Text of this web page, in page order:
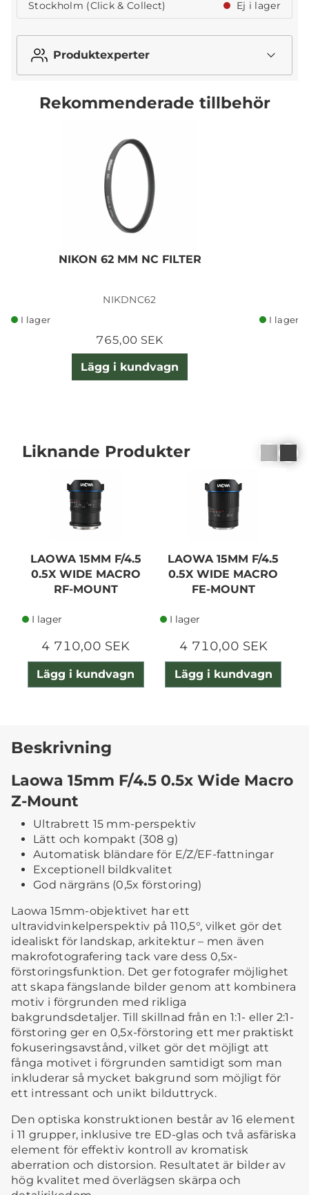
Stockholm (Click & Collect)
Ej i lager
Produktexperter
Rekommenderade tillbehör
NIKON 62 MM NC FILTER
NIKDNC62
I lager
765,00 SEK
Lägg i kundvagn
I lager
Liknande Produkter
LAOWA 15MM F/4.5
0.5X WIDE MACRO
RF-MOUNT
I lager
4 710,00 SEK
Lägg i kundvagn
LAOWA 15MM F/4.5
0.5X WIDE MACRO
FE-MOUNT
I lager
4 710,00 SEK
Lägg i kundvagn
Beskrivning
Laowa 15mm F/4.5 0.5x Wide Macro
Z-Mount
Ultrabrett 15 mm-perspektiv
Lätt och kompakt (308 g)
Automatisk bländare för E/Z/EF-fattningar
Exceptionell bildkvalitet
God närgräns (0,5x förstoring)
Laowa 15mm-objektivet har ett
ultravidvinkelperspektiv på 110,5°, vilket gör det
idealiskt för landskap, arkitektur – men även
makrofotografering tack vare dess 0,5x-
förstoringsfunktion. Det ger fotografer möjlighet
att skapa fängslande bilder genom att kombinera
motiv i förgrunden med rikliga
bakgrundsdetaljer. Till skillnad från en 1:1- eller 2:1-
förstoring ger en 0,5x-förstoring ett mer praktiskt
fokuseringsavstånd, vilket gör det möjligt att
fånga motivet i förgrunden samtidigt som man
inkluderar så mycket bakgrund som möjligt för
ett intressant och unikt bilduttryck.
Den optiska konstruktionen består av 16 element
i 11 grupper, inklusive tre ED-glas och två asfäriska
element för effektiv kontroll av kromatisk
aberration och distorsion. Resultatet är bilder av
hög kvalitet med överlägsen skärpa och